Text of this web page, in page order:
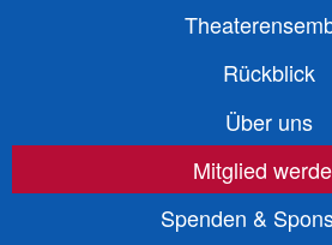
Rückblick
Über uns
Mitglied
Spenden &